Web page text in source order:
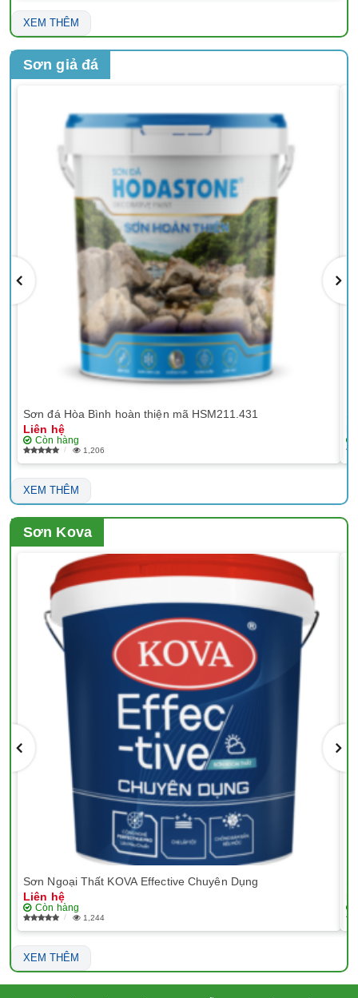
XEM THÊM
Sơn giả đá
Sơn đá Hòa Bình hoàn thiện mã HSM211.431
Liên hệ
Còn hàng
1,206
XEM THÊM
Sơn Kova
Sơn Ngoại Thất KOVA Effective Chuyên Dụng
Liên hệ
Còn hàng
1,244
XEM THÊM